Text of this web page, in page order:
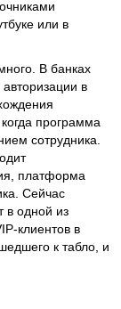
или в
В банках
в
программа
сотрудника.
платформа
Сейчас
в одной из
клиентов в
к табло, и